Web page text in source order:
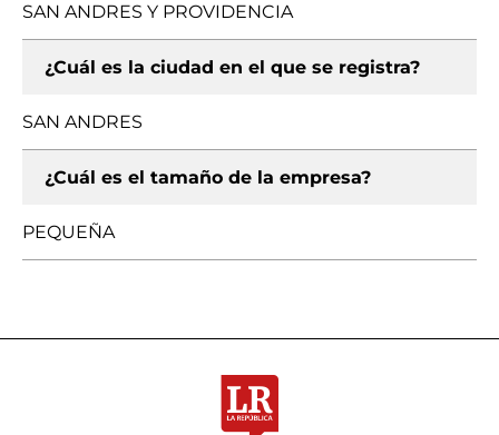
SAN ANDRES Y PROVIDENCIA
¿Cuál es la ciudad en el que se registra?
SAN ANDRES
¿Cuál es el tamaño de la empresa?
PEQUEÑA